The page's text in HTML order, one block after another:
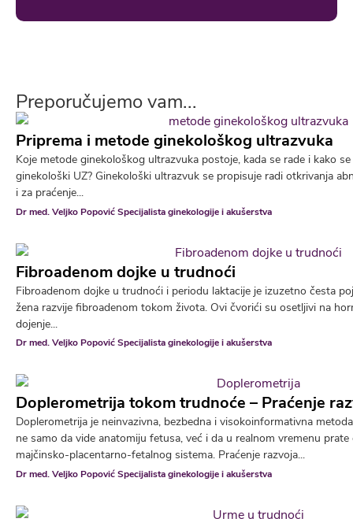
Preporučujemo vam...
Priprema i metode ginekološkog ultrazvuka
Koje metode ginekološkog ultrazvuka postoje, kada se rade i kako
ginekološki UZ? Ginekološki ultrazvuk se propisuje radi otkrivanja
i za praćenje...
Dr med. Veljko Popović Specijalista ginekologije i akušerstva
Fibroadenom dojke u trudnoći
Fibroadenom dojke u trudnoći i periodu laktacije je izuzetno česta
žena razvije fibroadenom tokom života. Ovi čvorići su osetljivi na
dojenje...
Dr med. Veljko Popović Specijalista ginekologije i akušerstva
Doplerometrija tokom trudnoće – Praćenje
Doplerometrija je neinvazivna, bezbedna i visokoinformativna
ne samo da vide anatomiju fetusa, već i da u realnom vremenu
majčinsko-placentarno-fetalnog sistema. Praćenje razvoja...
Dr med. Veljko Popović Specijalista ginekologije i akušerstva